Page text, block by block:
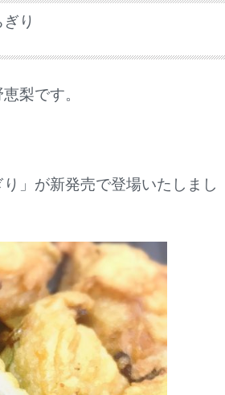
り
梨です。
」が新発売で登場いたしまし